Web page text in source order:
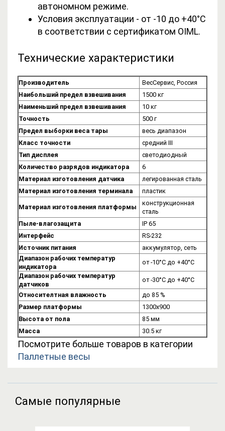
автономном режиме.
Условия эксплуатации - от -10 до +40°C
в соответствии с сертификатом OIML.
Технические характеристики
Производитель
ВесСервис, Россия
Наибольший предел взвешивания
1500 кг
Наименьший предел взвешивания
10 кг
Точность
500 г
Предел выборки веса тары
весь диапазон
Класс точности
средний III
Тип дисплея
светодиодный
Количество разрядов индикатора
6
Материал изготовления датчика
легированная сталь
Материал изготовления терминала
пластик
Материал изготовления платформы
конструкционная
сталь
Пыле-влагозащита
IP 65
Интерфейс
RS-232
Источник питания
аккумулятор, сеть
Диапазон рабочих температур
индикатора
от -10°C до +40°C
Диапазон рабочих температур
датчиков
от -30°C до +40°C
Относителтная влажность
до 85 %
Размер платформы
1300х900
Высота от пола
85 мм
Масса
30.5 кг
Посмотрите больше товаров в категории
Паллетные весы
Самые популярные